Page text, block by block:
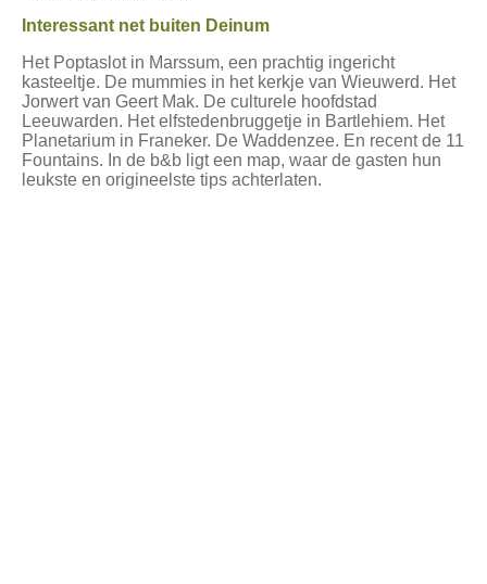
Interessant net buiten Deinum
Het Poptaslot in Marssum, een prachtig ingericht
kasteeltje. De mummies in het kerkje van Wieuwerd. Het
Jorwert van Geert Mak. De culturele hoofdstad
Leeuwarden. Het elfstedenbruggetje in Bartlehiem. Het
Planetarium in Franeker. De Waddenzee. En recent de 11
Fountains. In de b&b ligt een map, waar de gasten hun
leukste en origineelste tips achterlaten.